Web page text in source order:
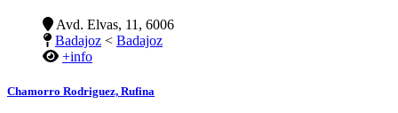
Avd. Elvas, 11, 6006
Badajoz < Badajoz
+info
Chamorro Rodriguez, Rufina